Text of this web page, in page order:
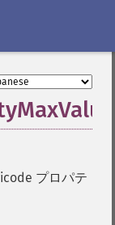
プロパテ